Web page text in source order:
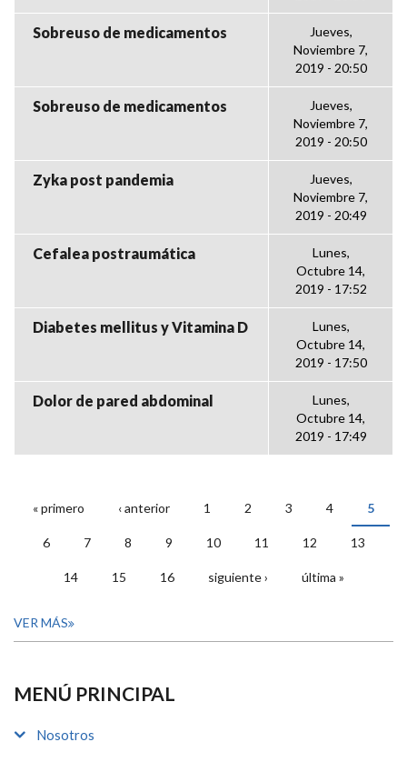
Sobreuso de medicamentos
Jueves,
Noviembre 7,
2019 - 20:50
Sobreuso de medicamentos
Jueves,
Noviembre 7,
2019 - 20:50
Zyka post pandemia
Jueves,
Noviembre 7,
2019 - 20:49
Cefalea postraumática
Lunes,
Octubre 14,
2019 - 17:52
Diabetes mellitus y Vitamina D
Lunes,
Octubre 14,
2019 - 17:50
Dolor de pared abdominal
Lunes,
Octubre 14,
2019 - 17:49
PÁGINAS
« primero ‹ anterior 1 2 3 4 5
6 7 8 9 10 11 12 13
14 15 16 siguiente › última »
VER MÁS
MENÚ PRINCIPAL
Nosotros